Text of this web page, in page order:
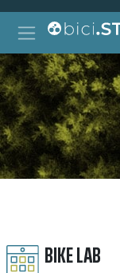
Vai al contenuto
Navigazione principale
Ricerca per:
BIKE LAB